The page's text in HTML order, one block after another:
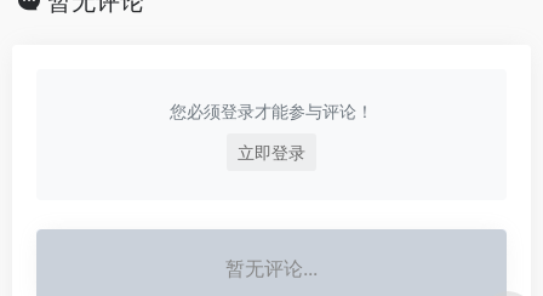
您必须登录才能参与评论！
立即登录
暂无评论...